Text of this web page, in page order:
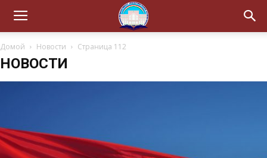
Домой Новости Страница 112
НОВОСТИ